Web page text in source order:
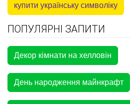
купити українську символіку
ПОПУЛЯРНІ ЗАПИТИ
Декор кімнати на хелловін
День народження майнкрафт